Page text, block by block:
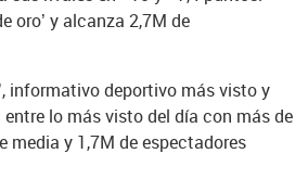
oro’ y alcanza 2,7M de
, informativo deportivo más visto y
entre lo más visto del día con más de
media y 1,7M de espectadores